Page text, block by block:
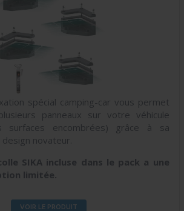
spécial camping-car vous permet
panneaux sur votre véhicule
surfaces encombrées) grâce à sa
novateur.
SIKA incluse dans le pack a une
limitée.
VOIR LE PRODUIT